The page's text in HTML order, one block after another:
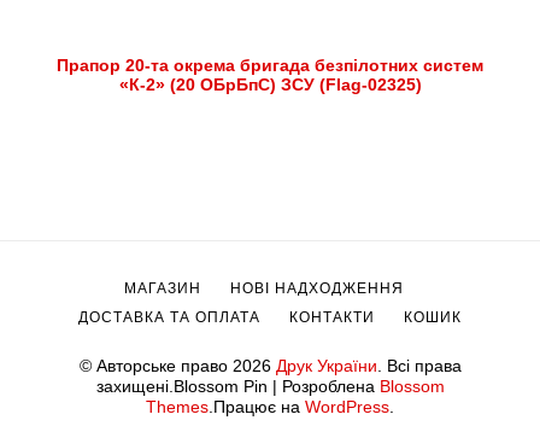
Прапор 20-та окрема бригада безпілотних систем
«К-2» (20 ОБрБпС) ЗСУ (Flag-02325)
© Авторське право 2026 Друк України. Всі права
захищені.Blossom Pin | Розроблена Blossom
Themes.Працює на WordPress.
МАГАЗИН
НОВІ НАДХОДЖЕННЯ
ДОСТАВКА ТА ОПЛАТА
КОНТАКТИ КОШИК